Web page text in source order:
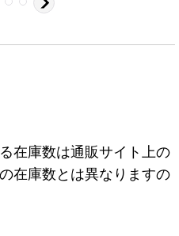
在庫数は通販サイト上の
在庫数とは異なりますの